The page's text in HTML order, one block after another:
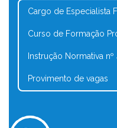
Cargo de Especialista
Curso de Formação
Instrução Normativa nº
Provimento de vagas